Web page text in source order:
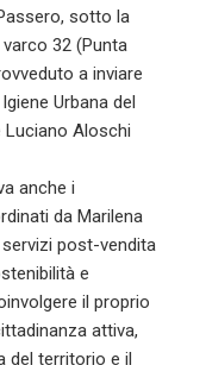
sotto la
32 (Punta
a inviare
Urbana del
Luciano Aloschi
anche i
da Marilena
servizi post-vendita
e
il proprio
attiva,
del territorio e il